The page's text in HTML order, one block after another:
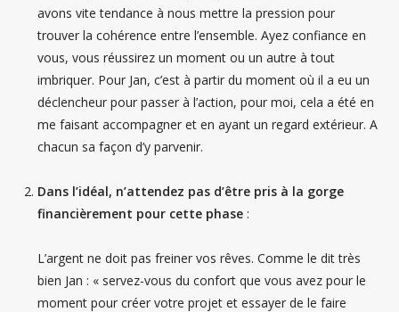
avons vite tendance à nous mettre la pression pour
trouver la cohérence entre l’ensemble. Ayez confiance en
vous, vous réussirez un moment ou un autre à tout
imbriquer. Pour Jan, c’est à partir du moment où il a eu un
déclencheur pour passer à l’action, pour moi, cela a été en
me faisant accompagner et en ayant un regard extérieur. A
chacun sa façon d’y parvenir.
Dans l’idéal, n’attendez pas d’être pris à la gorge
financièrement pour cette phase :
L’argent ne doit pas freiner vos rêves. Comme le dit très
bien Jan : « servez-vous du confort que vous avez pour le
moment pour créer votre projet et essayer de le faire